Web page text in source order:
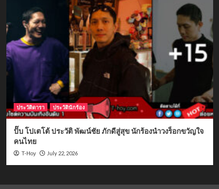
ประวัติดารา ประวัตินักร้อง
ปั๊บ โปเตโต้ ประวัติ พัฒน์ชัย ภักดีสู่สุข นักร้องนำวงร็อกขวัญใจ
คนไทย
T-Hoy July 22, 2026